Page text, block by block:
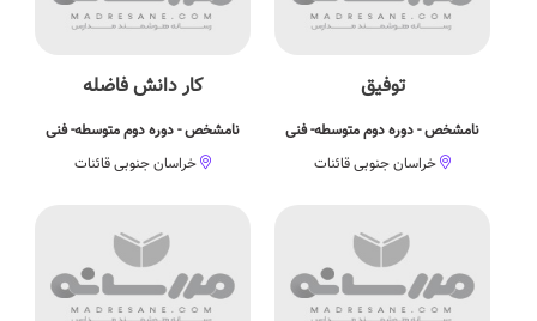
توفیق
نامشخص - دوره دوم متوسطه- فنی
خراسان جنوبی قائنات
کار دانش فاضله
نامشخص - دوره دوم متوسطه- فنی
خراسان جنوبی قائنات